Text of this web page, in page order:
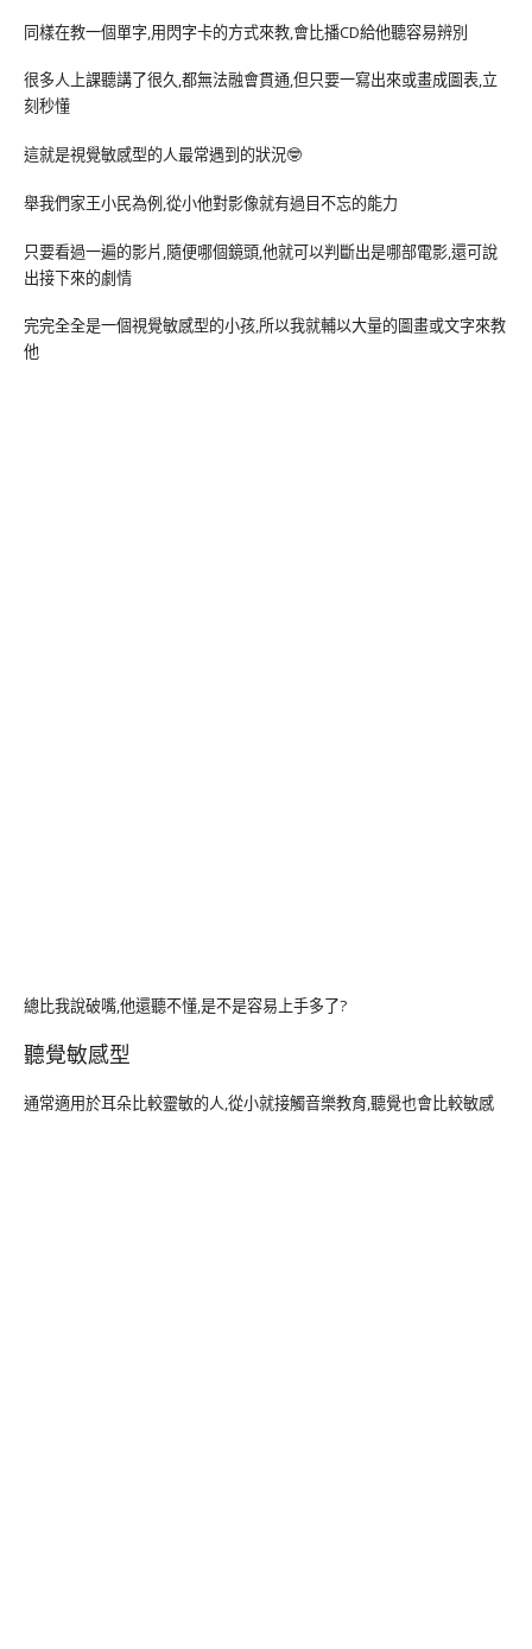
同樣在教一個單字,用閃字卡的方式來教,會比播CD給他聽容易辨別
很多人上課聽講了很久,都無法融會貫通,但只要一寫出來或畫成圖表,立
刻秒懂
這就是視覺敏感型的人最常遇到的狀況🤓
舉我們家王小民為例,從小他對影像就有過目不忘的能力
只要看過一遍的影片,隨便哪個鏡頭,他就可以判斷出是哪部電影,還可說
出接下來的劇情
完完全全是一個視覺敏感型的小孩,所以我就輔以大量的圖畫或文字來教
他
總比我說破嘴,他還聽不懂,是不是容易上手多了?
聽覺敏感型
通常適用於耳朵比較靈敏的人,從小就接觸音樂教育,聽覺也會比較敏感